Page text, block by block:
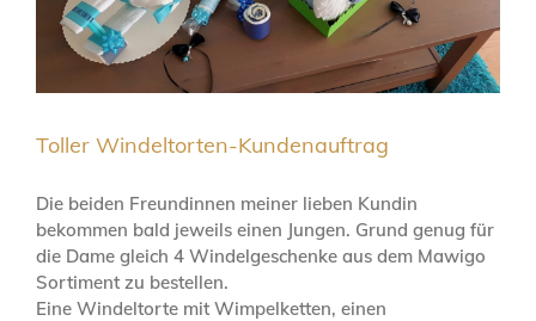
Toller Windeltorten-Kundenauftrag
Die beiden Freundinnen meiner lieben Kundin
bekommen bald jeweils einen Jungen. Grund genug für
die Dame gleich 4 Windelgeschenke aus dem Mawigo
Sortiment zu bestellen.
Eine Windeltorte mit Wimpelketten, einen